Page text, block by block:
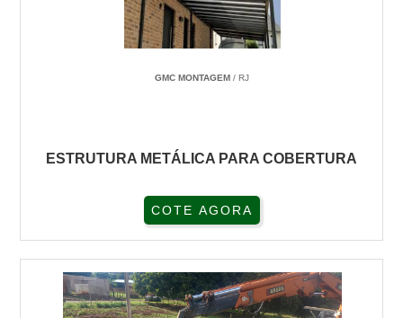
GMC MONTAGEM/ RJ
ESTRUTURA METÁLICA PARA COBERTURA
COTE AGORA